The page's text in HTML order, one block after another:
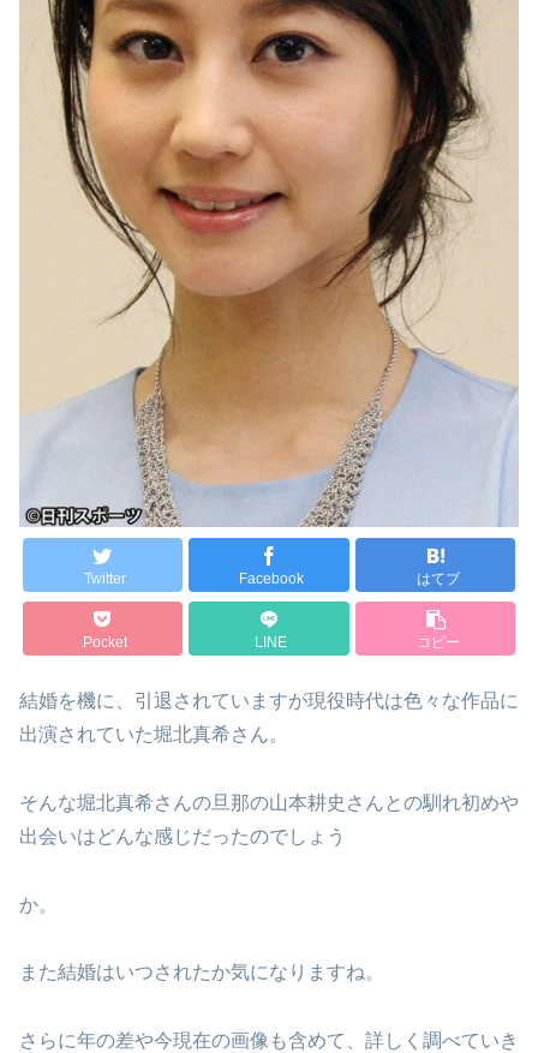
Twitter Facebook はてブ
Pocket LINE コピー
結婚を機に、引退されていますが現役時代は色々な作品に
出演されていた堀北真希さん。
そんな堀北真希さんの旦那の山本耕史さんとの馴れ初めや
出会いはどんな感じだったのでしょう
か。
また結婚はいつされたか気になりますね。
さらに年の差や今現在の画像も含めて、詳しく調べていき